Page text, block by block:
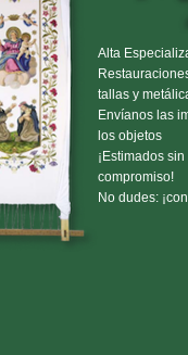
Alta
tallas y
Envíanos las
los objetos
¡Estimados sin
compromiso!
No dudes: